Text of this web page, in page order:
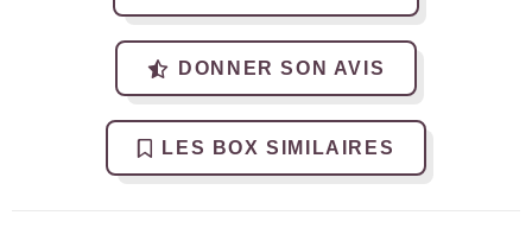
DONNER SON AVIS
LES BOX SIMILAIRES